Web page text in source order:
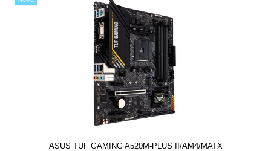
ASUS TUF GAMING A520M-PLUS II/AM4/MATX